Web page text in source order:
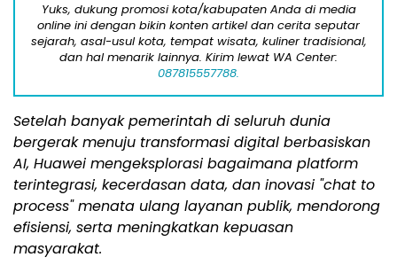
Yuks, dukung promosi kota/kabupaten Anda di media
online ini dengan bikin konten artikel dan cerita seputar
sejarah, asal-usul kota, tempat wisata, kuliner tradisional,
dan hal menarik lainnya. Kirim lewat WA Center:
087815557788.
Setelah banyak pemerintah di seluruh dunia
bergerak menuju transformasi digital berbasiskan
AI, Huawei mengeksplorasi bagaimana platform
terintegrasi, kecerdasan data, dan inovasi "chat to
process" menata ulang layanan publik, mendorong
efisiensi, serta meningkatkan kepuasan
masyarakat.